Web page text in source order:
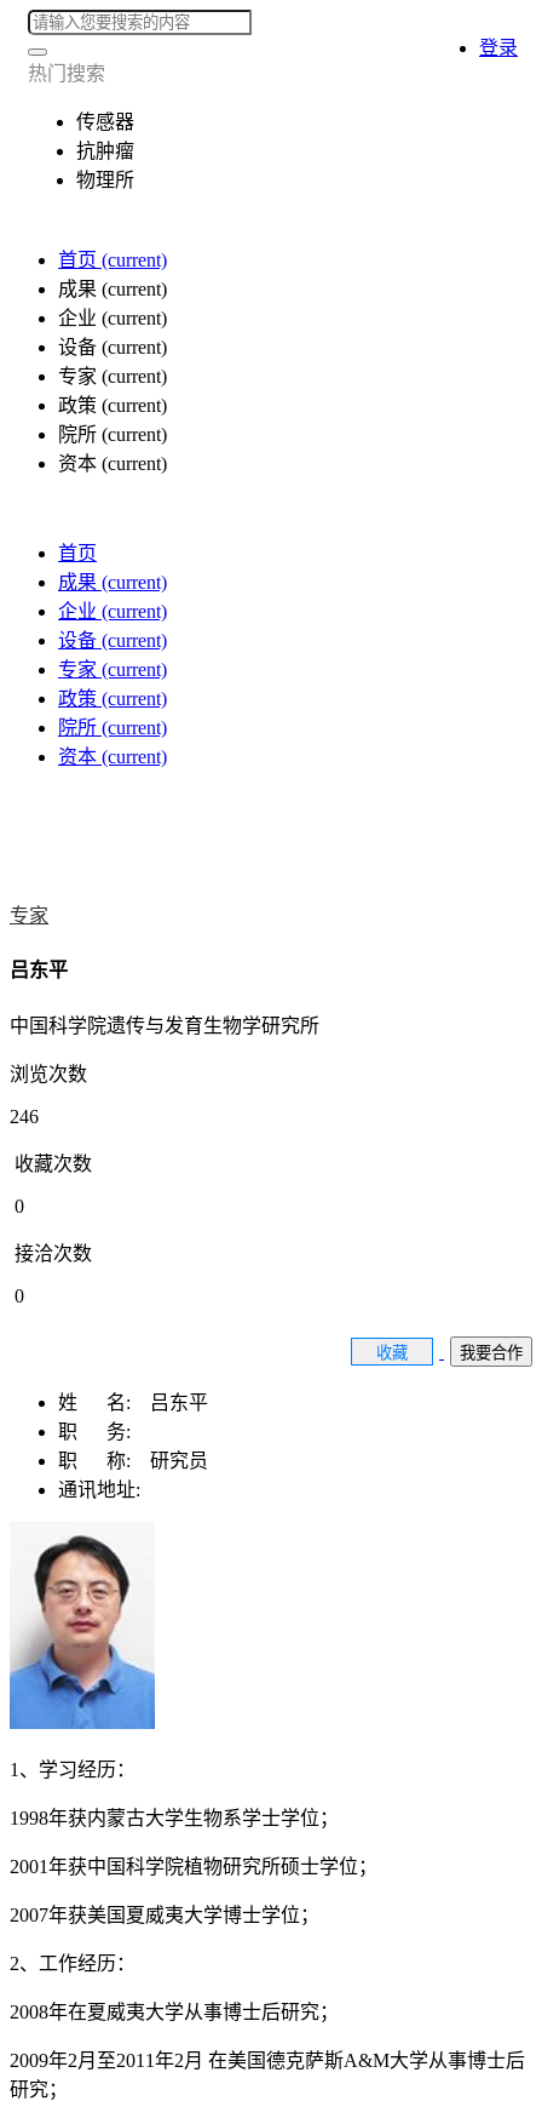
热门搜索
传感器
抗肿瘤
物理所
首页 (current)
成果 (current)
企业 (current)
设备 (current)
专家 (current)
政策 (current)
院所 (current)
资本 (current)
登录
首页
成果 (current)
企业 (current)
设备 (current)
专家 (current)
政策 (current)
院所 (current)
资本 (current)
专家
吕东平
中国科学院遗传与发育生物学研究所
浏览次数
246
收藏次数
0
接洽次数
0
收藏 我要合作
姓 名:
吕东平
职 务:
职 称: 研究员
通讯地址:
1、学习经历：
1998年获内蒙古大学生物系学士学位；
2001年获中国科学院植物研究所硕士学位；
2007年获美国夏威夷大学博士学位；
2、工作经历：
2008年在夏威夷大学从事博士后研究；
2009年2月至2011年2月 在美国德克萨斯A&M大学从事博士后
研究；